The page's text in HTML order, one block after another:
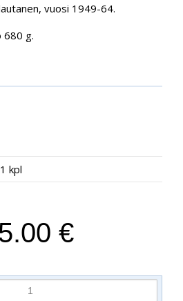
vuosi 1949-64.
680 g.
1 kpl
€